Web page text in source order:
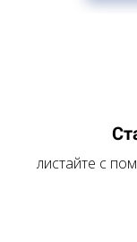
листайте с